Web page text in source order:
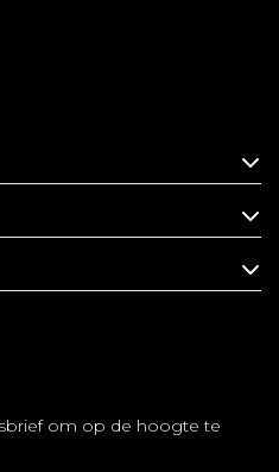
om op de hoogte te